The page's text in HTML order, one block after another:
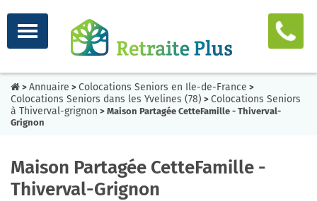
> Annuaire > Colocations Seniors en Ile-de-France >
Colocations Seniors dans les Yvelines (78) > Colocations Seniors
à Thiverval-grignon > Maison Partagée CetteFamille - Thiverval-
Grignon
Maison Partagée CetteFamille -
Thiverval-Grignon